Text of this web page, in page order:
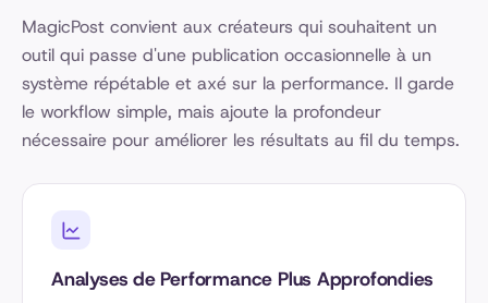
MagicPost convient aux créateurs qui souhaitent un
outil qui passe d'une publication occasionnelle à un
système répétable et axé sur la performance. Il garde
le workflow simple, mais ajoute la profondeur
nécessaire pour améliorer les résultats au fil du temps.
Analyses de Performance Plus Approfondies